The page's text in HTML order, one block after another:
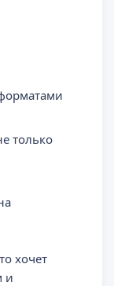
только
хочет
и